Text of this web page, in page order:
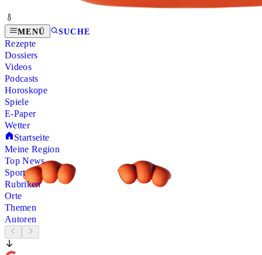
MENÜ SUCHE
Rezepte
Dossiers
Videos
Podcasts
Horoskope
Spiele
E-Paper
Wetter
Startseite
Meine Region
Top News
Sport
Rubriken
Orte
Themen
Autoren